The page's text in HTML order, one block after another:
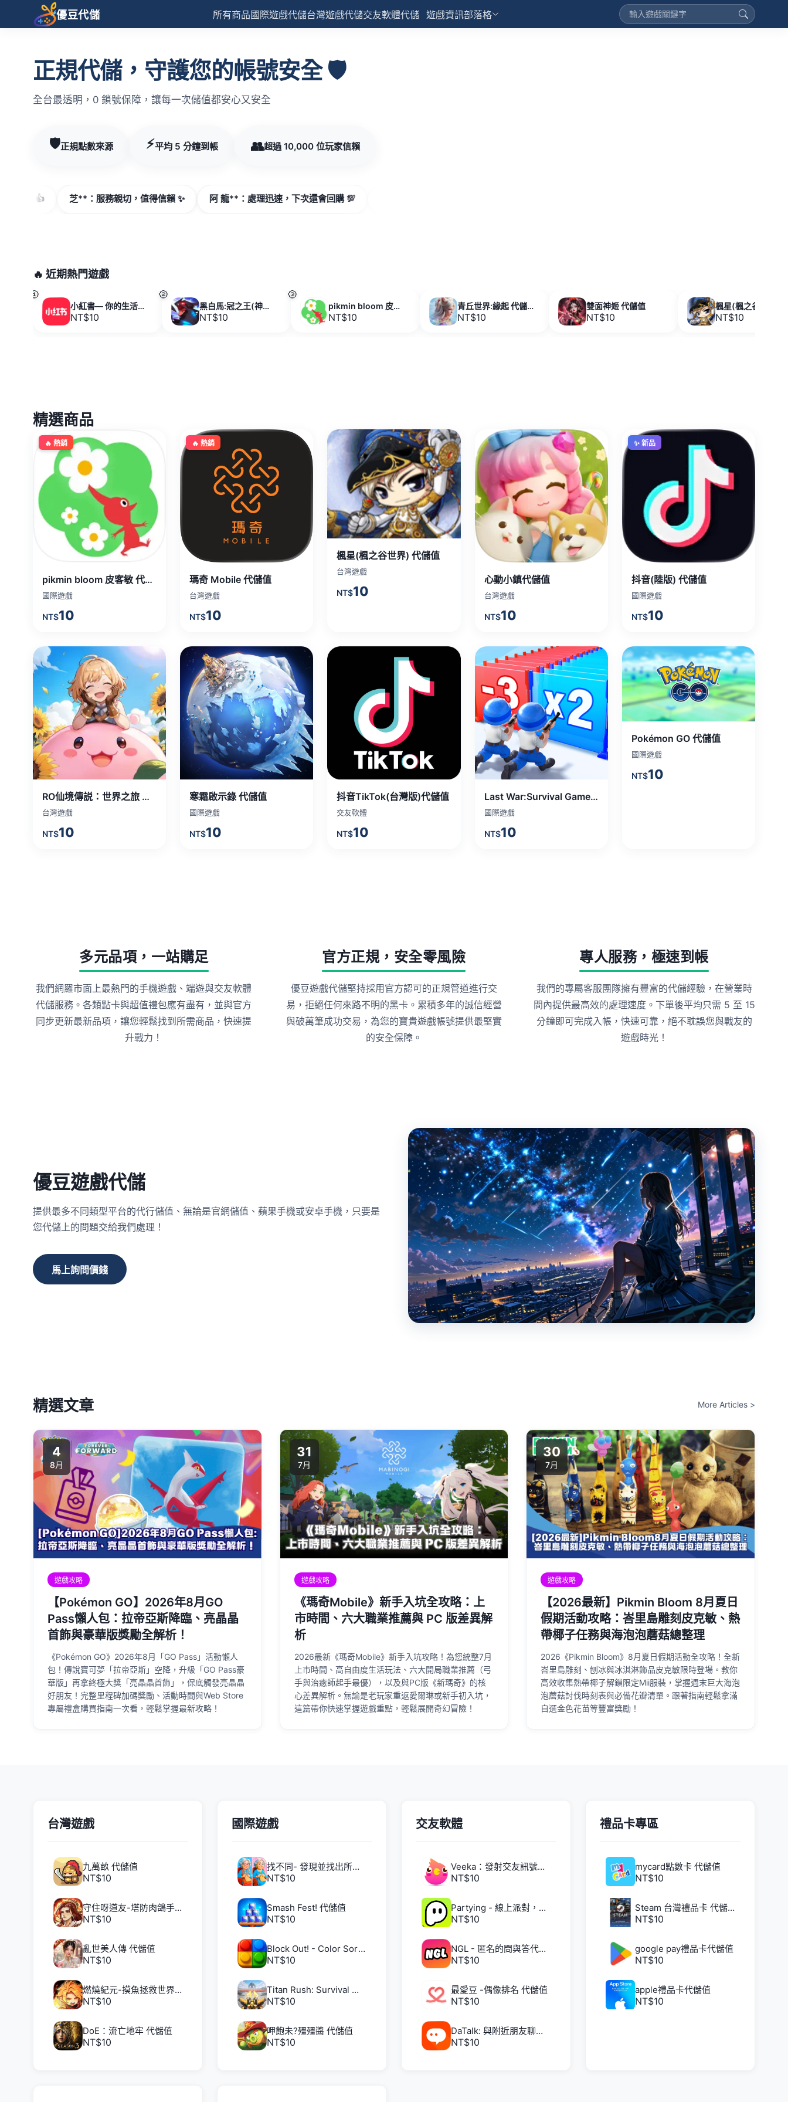
優豆代儲 所有商品國際遊戲代儲台灣遊戲代儲交友軟體代儲 遊戲資訊部落格
正規代儲，守護您的帳號安全 🛡️
全台最透明，0 鎖號保障，讓每一次儲值都安心又安全
🛡️正規點數來源 ⚡平均 5 分鐘到帳 👥超過 10,000 位玩家信賴
芝**：服務親切，值得信賴 ✨ 阿 龍**：處理迅速，下次還會回購 💯 莉** 小姐：五星好評，安全有保障 🛡️
🔥 近期熱門遊戲
🥇
小紅書— 你的生活興趣社區 代儲值
NT$10
🥈
黑白馬:冠之王(神寶) 代儲值
NT$10
🥉
pikmin bloom 皮客敏 代儲值
NT$10
青丘世界:緣起 代儲值
NT$10
雙面神姬 代儲值
NT$10 NT$10
精選商品
🔥 熱銷
pikmin bloom 皮客敏 代儲值
國際遊戲
NT$10
🔥 熱銷
瑪奇 Mobile 代儲值
台灣遊戲
NT$10
楓星(楓之谷世界) 代儲值
台灣遊戲
NT$10
心動小鎮代儲值
台灣遊戲
NT$10
✨ 新品
抖音(陸版) 代儲值
國際遊戲
NT$10
RO仙境傳説：世界之旅 代儲值
台灣遊戲
NT$10
寒霜啟示錄 代儲值
國際遊戲
NT$10
抖音TikTok(台灣版)代儲值
交友軟體
NT$10
Last War:Survival Game 代儲值
國際遊戲
NT$10
Pokémon GO 代儲值
國際遊戲
NT$10
多元品項，一站購足
我們網羅市面上最熱門的手機遊戲、端遊與交友軟體
代儲服務。各類點卡與超值禮包應有盡有，並與官方
同步更新最新品項，讓您輕鬆找到所需商品，快速提
升戰力！
官方正規，安全零風險
優豆遊戲代儲堅持採用官方認可的正規管道進行交
易，拒絕任何來路不明的黑卡。累積多年的誠信經營
與破萬筆成功交易，為您的寶貴遊戲帳號提供最堅實
的安全保障。
專人服務，極速到帳
我們的專屬客服團隊擁有豐富的代儲經驗，在營業時
間內提供最高效的處理速度。下單後平均只需 5 至 15
分鐘即可完成入帳，快速可靠，絕不耽誤您與戰友的
遊戲時光！
優豆遊戲代儲
提供最多不同類型平台的代行儲值、無論是官網儲值、蘋果手機或安卓手機，只要是
您代儲上的問題交給我們處理！
馬上詢問價錢
精選文章 More Articles >
4
8月
遊戲攻略
【Pokémon GO】2026年8月GO
Pass懶人包：拉帝亞斯降臨、亮晶晶
首飾與豪華版獎勵全解析！
《Pokémon GO》2026年8月「GO Pass」活動懶人
包！傳說寶可夢「拉帝亞斯」空降，升級「GO Pass豪
華版」再拿終極大獎「亮晶晶首飾」，保底觸發亮晶晶
好朋友！完整里程碑加碼獎勵、活動時間與Web Store
專屬禮盒購買指南一次看，輕鬆掌握最新攻略！
31
7月
遊戲攻略
《瑪奇Mobile》新手入坑全攻略：上
市時間、六大職業推薦與 PC 版差異解
析
2026最新《瑪奇Mobile》新手入坑攻略！為您統整7月
上市時間、高自由度生活玩法、六大開局職業推薦（弓
手與治癒師起手最優），以及與PC版《新瑪奇》的核
心差異解析。無論是老玩家重返愛爾琳或新手初入坑，
這篇帶你快速掌握遊戲重點，輕鬆展開奇幻冒險！
30
7月
遊戲攻略
【2026最新】Pikmin Bloom 8月夏日
假期活動攻略：峇里島雕刻皮克敏、熱
帶椰子任務與海泡泡蘑菇總整理
2026《Pikmin Bloom》8月夏日假期活動全攻略！全新
峇里島雕刻、刨冰與冰淇淋飾品皮克敏限時登場。教你
高效收集熱帶椰子解鎖限定Mii服裝，掌握週末巨大海泡
泡蘑菇討伐時刻表與必備花瓣清單。跟著指南輕鬆拿滿
自選金色花苗等豐富獎勵！
台灣遊戲
九萬畝 代儲值
NT$10
守住呀道友-塔防肉鴿手遊 代儲值
NT$10
亂世美人傳 代儲值
NT$10
燃燒紀元-摸魚拯救世界 代儲值
NT$10
DoE：流亡地牢 代儲值
NT$10
國際遊戲
找不同- 發現並找出所有不同 代儲值
NT$10
Smash Fest! 代儲值
NT$10
Block Out! - Color Sort Puzzle 代儲值
NT$10
Titan Rush: Survival 代儲值
NT$10
呷飽未?殭殭醬 代儲值
NT$10
交友軟體
Veeka：發射交友訊號，線上趴體速配 代儲值
NT$10
Partying - 線上派對，遇見新朋友 代儲值
NT$10
NGL - 匿名的問與答代儲值
NT$10
最愛豆 -偶像排名 代儲值
NT$10
DaTalk: 與附近朋友聊天 代儲值
NT$10
禮品卡專區
mycard點數卡 代儲值
NT$10
Steam 台灣禮品卡 代儲值
NT$10
google pay禮品卡代儲值
NT$10
apple禮品卡代儲值
NT$10